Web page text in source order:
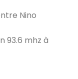
Nino
93.6 mhz à